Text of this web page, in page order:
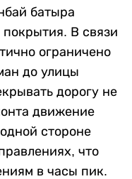
батыра
В связи
ограничено
до улицы
дорогу не
движение
стороне
что
в часы пик.